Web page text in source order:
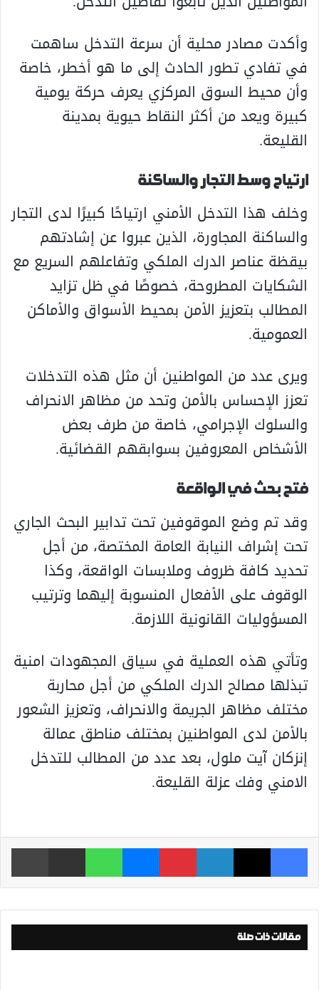
وأكدت مصادر محلية أن سرعة التدخل ساهمت
في تفادي تطور الحادث إلى ما هو أخطر، خاصة
وأن محيط السوق المركزي يعرف حركة يومية
كبيرة ويعد من أكثر النقاط حيوية بمدينة
القليعة.
ارتياح وسط التجار والساكنة
وخلف هذا التدخل الأمني ارتياحًا كبيرًا لدى التجار
والساكنة المجاورة، الذين عبروا عن إشادتهم
بيقظة عناصر الدرك الملكي وتفاعلهم السريع مع
الشكايات المطروحة، خصوصًا في ظل تزايد
المطالب بتعزيز الأمن بمحيط الأسواق والأماكن
العمومية.
ويرى عدد من المواطنين أن مثل هذه التدخلات
تعزز الإحساس بالأمن وتحد من مظاهر الانحراف
والسلوك الإجرامي، خاصة من طرف بعض
الأشخاص المعروفين بسوابقهم القضائية.
فتح بحث في الواقعة
وقد تم وضع الموقوفين تحت تدابير البحث الجاري
تحت إشراف النيابة العامة المختصة، من أجل
تحديد كافة ظروف وملابسات الواقعة، وكذا
الوقوف على الأفعال المنسوبة إليهما وترتيب
المسؤوليات القانونية اللازمة.
وتأتي هذه العملية في سياق المجهودات امنية
تبذلها مصالح الدرك الملكي من أجل محاربة
مختلف مظاهر الجريمة والانحراف، وتعزيز الشعور
بالأمن لدى المواطنين بمختلف مناطق عمالة
إنزكان آيت ملول، بعد عدد من المطالب للتدخل
الامني وفك عزلة القليعة.
فيسبوك ‫X لينكدإن بينتيريست ماسنجر واتساب مشاركة عبر البريد
مقالات ذات صلة